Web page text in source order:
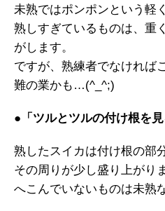
未熟ではポンポンという軽
熟しすぎているものは、重
がします。
ですが、熟練者でなければ
難の業かも…(^_^;)
●「ツルとツルの付け根を見
熟したスイカは付け根の部
その周りが少し盛り上がり
へこんでいないものは未熟